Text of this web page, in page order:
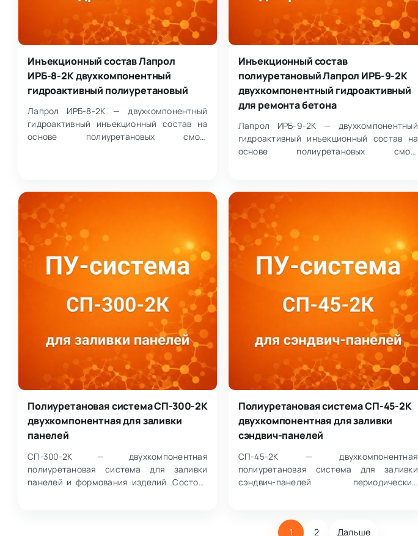
Инъекционный состав Лапрол
ИРБ-8-2К двухкомпонентный
гидроактивный полиуретановый
Лапрол ИРБ-8-2К — двухкомпонентный
гидроактивный инъекционный состав на
основе полиуретановых смол,
Инъекционный состав
полиуретановый Лапрол ИРБ-9-2К
двухкомпонентный гидроактивный
для ремонта бетона
Лапрол ИРБ-9-2К — двухкомпонентный
гидроактивный инъекционный состав на
основе полиуретановых смол,
Полиуретановая система СП-300-2К
двухкомпонентная для заливки
панелей
СП-300-2К — двухкомпонентная
полиуретановая система для заливки
панелей и формования изделий. Состоит
Полиуретановая система СП-45-2К
двухкомпонентная для заливки
сэндвич-панелей
СП-45-2К — двухкомпонентная
полиуретановая система для заливки
сэндвич-панелей периодическим
1 2 Дальше